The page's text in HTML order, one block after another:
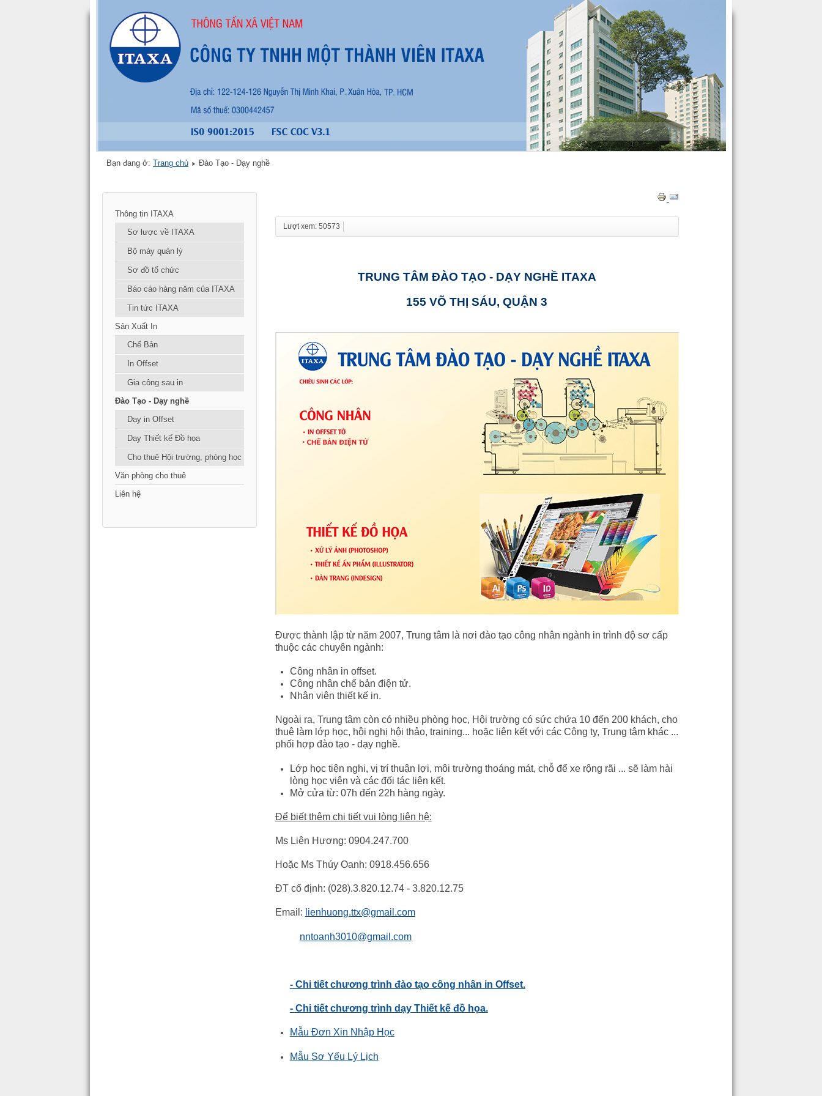
Bạn đang ở: Trang chủ Đào Tạo - Dạy nghề
Thông tin ITAXA
Sơ lược về ITAXA
Bộ máy quản lý
Sơ đồ tổ chức
Báo cáo hàng năm của ITAXA
Tin tức ITAXA
Sản Xuất In
Chế Bản
In Offset
Gia công sau in
Đào Tạo - Dạy nghề
Dạy in Offset
Dạy Thiết kế Đồ họa
Cho thuê Hội trường, phòng học
Văn phòng cho thuê
Liên hệ
Lượt xem: 50573
TRUNG TÂM ĐÀO TẠO - DẠY NGHỀ ITAXA
155 VÕ THỊ SÁU, QUẬN 3
Được thành lập từ năm 2007, Trung tâm là nơi đào tạo công nhân ngành in trình độ sơ cấp
thuộc các chuyên ngành:
Công nhân in offset.
Công nhân chế bản điện tử.
Nhân viên thiết kế in.
Ngoài ra, Trung tâm còn có nhiều phòng học, Hội trường có sức chứa 10 đến 200 khách, cho
thuê làm lớp học, hội nghị hội thảo, training... hoặc liên kết với các Công ty, Trung tâm khác ...
phối hợp đào tạo - dạy nghề.
Lớp học tiện nghi, vị trí thuận lợi, môi trường thoáng mát, chỗ để xe rộng rãi ... sẽ làm hài
lòng học viên và các đối tác liên kết.
Mở cửa từ: 07h đến 22h hàng ngày.
Để biết thêm chi tiết vui lòng liên hệ:
Ms Liên Hương: 0904.247.700
Hoặc Ms Thúy Oanh: 0918.456.656
ĐT cố định: (028).3.820.12.74 - 3.820.12.75
Email: lienhuong.ttx@gmail.com
nntoanh3010@gmail.com
- Chi tiết chương trình đào tạo công nhân in Offset.
- Chi tiết chương trình dạy Thiết kế đồ họa.
Mẫu Đơn Xin Nhập Học
Mẫu Sơ Yếu Lý Lịch